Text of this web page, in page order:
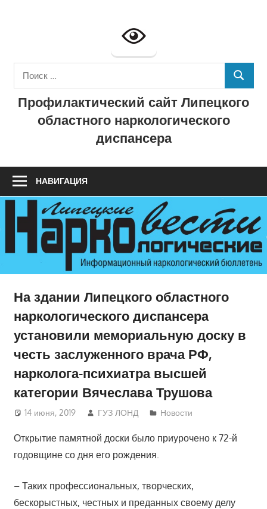
сайт
ГУЗ
"Липецкий
областной
ПОИСК
Профилактический сайт Липецкого
областного наркологического
диспансера
НАВИГАЦИЯ
На здании Липецкого областного
наркологического диспансера
установили мемориальную доску в
честь заслуженного врача РФ,
нарколога-психиатра высшей
категории Вячеслава Трушова
14 июня, 2019 ГУЗ ЛОНД Новости
Открытие памятной доски было приурочено к 72-й
годовщине со дня его рождения.
– Таких профессиональных, творческих,
бескорыстных, честных и преданных своему делу